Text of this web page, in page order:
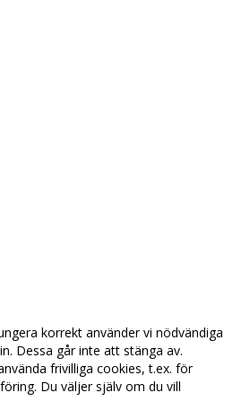
korrekt använder vi nödvändiga
Dessa går inte att stänga av.
frivilliga cookies, t.ex. för
Du väljer själv om du vill